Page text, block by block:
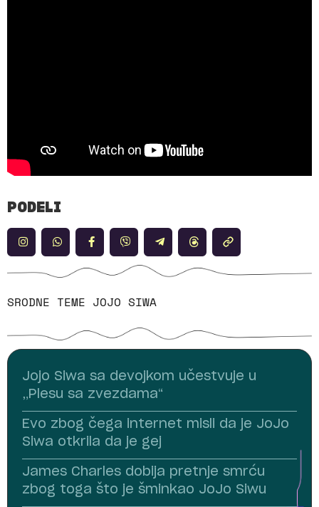
PODELI
SRODNE TEME JOJO SIWA
Jojo Siwa sa devojkom učestvuje u
„Plesu sa zvezdama“
Evo zbog čega internet misli da je JoJo
Siwa otkrila da je gej
James Charles dobija pretnje smrću
zbog toga što je šminkao JoJo Siwu